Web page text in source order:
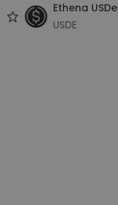
Ethena USDe
USDE